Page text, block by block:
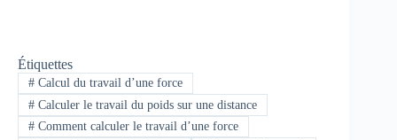
Étiquettes
#Calcul du travail d’une force
#Calculer le travail du poids sur une distance
#Comment calculer le travail d’une force